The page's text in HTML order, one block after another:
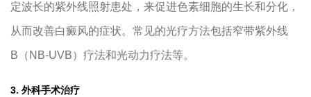
定波长的紫外线照射患处，来促进色素细胞的生长和分化，
从而改善白癜风的症状。常见的光疗方法包括窄带紫外线
B（NB-UVB）疗法和光动力疗法等。
3. 外科手术治疗